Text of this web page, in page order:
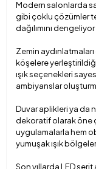
Modern salonlarda
gibi çoklu çözümler
dağılımını
Zemin
köşelere
ışık seçenekleri
ambiyanslar
Duvar aplikleri ya da
dekoratif olarak öne
uygulamalarla hem
yumuşak ışık
Son yıllarda LED